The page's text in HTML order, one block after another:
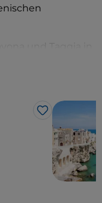
Limone sul
Tricase in Lecce.
Felice Circeo, in
Capo, in Ligurien
Spezia) und
Like